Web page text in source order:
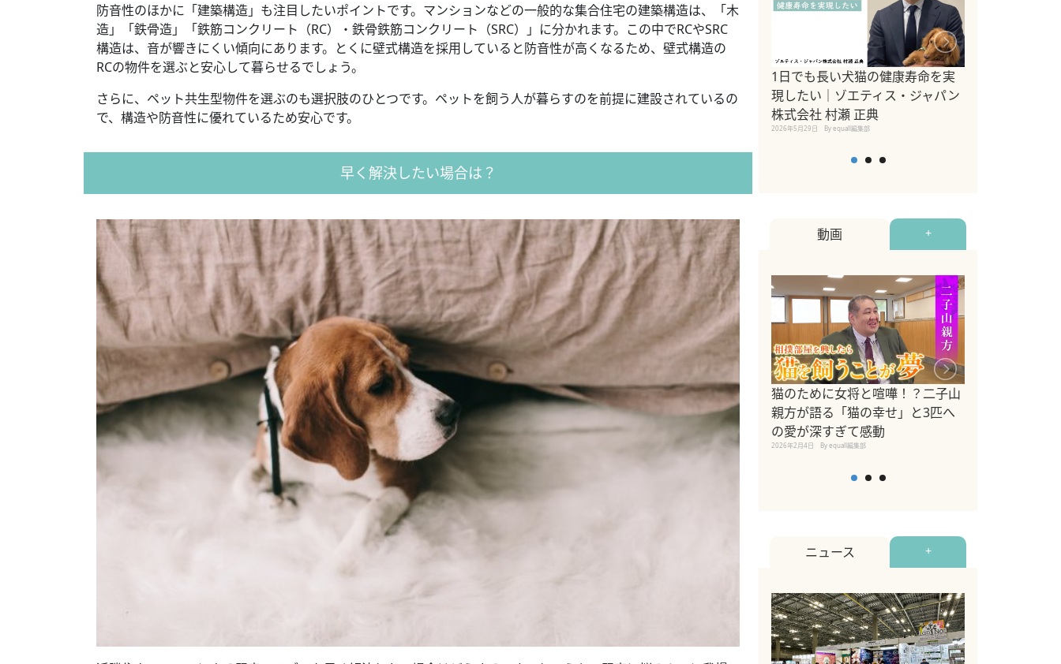
防音性のほかに「建築構造」も注目したいポイントです。マンションなどの一般的な集合住宅の建築構造は、「木
造」「鉄骨造」「鉄筋コンクリート（RC）・鉄骨鉄筋コンクリート（SRC）」に分かれます。この中でRCやSRC
構造は、音が響きにくい傾向にあります。とくに壁式構造を採用していると防音性が高くなるため、壁式構造の
RCの物件を選ぶと安心して暮らせるでしょう。
さらに、ペット共生型物件を選ぶのも選択肢のひとつです。ペットを飼う人が暮らすのを前提に建設されているの
で、構造や防音性に優れているため安心です。
早く解決したい場合は？
1日でも長い犬猫の健康寿命を実
現したい｜ゾエティス・ジャパン
株式会社 村瀬 正典
2026年5月29日 By equall編集部
動画 +
猫のために女将と喧嘩！？二子山
親方が語る「猫の幸せ」と3匹へ
の愛が深すぎて感動
2026年2月4日 By equall編集部
ニュース +